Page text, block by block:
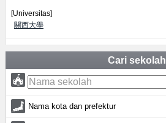
[Universitas]
關西大學
Cari sekolah
Nama kota dan prefektur